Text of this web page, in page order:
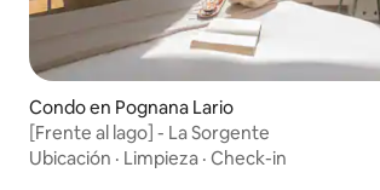
Condo en Pognana Lario
[Frente al lago] - La Sorgente
Ubicación · Limpieza · Check-in